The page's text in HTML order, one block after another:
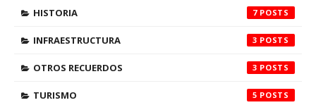
HISTORIA 7
INFRAESTRUCTURA 3
OTROS RECUERDOS 3
TURISMO 5